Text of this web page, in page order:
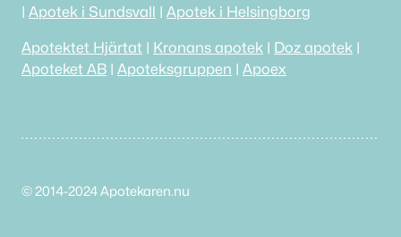
| Apotek i Sundsvall | Apotek i Helsingborg
Apotektet Hjärtat | Kronans apotek | Doz apotek |
Apoteket AB | Apoteksgruppen | Apoex
© 2014-2024 Apotekaren.nu